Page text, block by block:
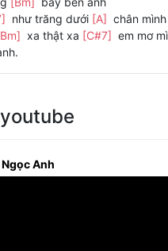
như trăng dưới [A] chân mình
xa thật xa [C#7] em mơ
Anh